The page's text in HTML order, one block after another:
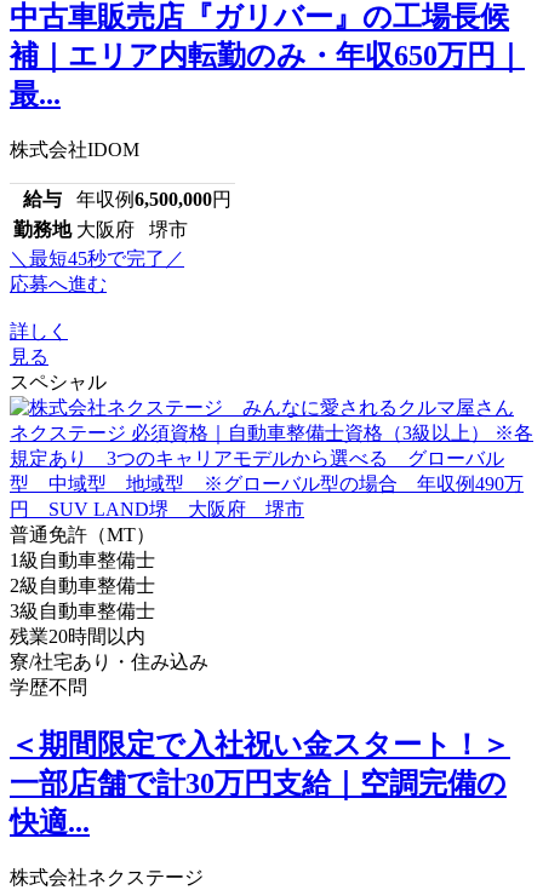
中古車販売店『ガリバー』の工場長候
補｜エリア内転勤のみ・年収650万円｜
最...
株式会社IDOM
給与 年収例6,500,000円
勤務地 大阪府 堺市
＼最短45秒で完了／
応募へ進む
詳しく
見る
スペシャル
普通免許（MT）
1級自動車整備士
2級自動車整備士
3級自動車整備士
残業20時間以内
寮/社宅あり・住み込み
学歴不問
＜期間限定で入社祝い金スタート！＞
一部店舗で計30万円支給｜空調完備の
快適...
株式会社ネクステージ